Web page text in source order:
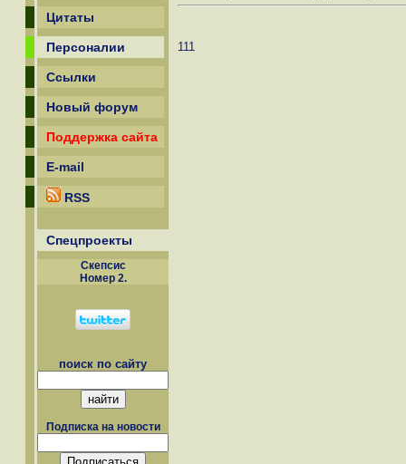
Цитаты
Персоналии
Ссылки
Новый форум
Поддержка сайта
E-mail
RSS
Спецпроекты
Скепсиc
Номер 2.
поиск по сайту
Подписка на новости
111